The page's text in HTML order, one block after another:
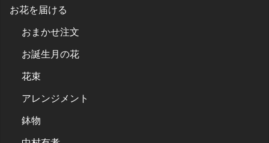
お花を届ける
おまかせ注文
お誕生月の花
花束
アレンジメント
鉢物